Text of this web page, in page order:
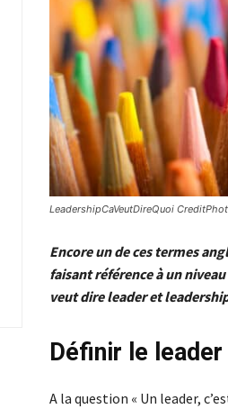
LeadershipCaVeutDireQuoi
Encore un de ces termes
faisant référence à un
veut dire leader et
Définir le
A la question « Un leader,